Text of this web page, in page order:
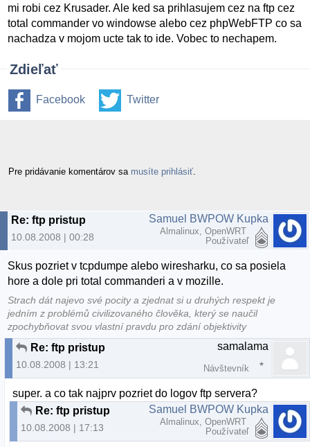
mi robi cez Krusader. Ale ked sa prihlasujem cez na ftp cez
total commander vo windowse alebo cez phpWebFTP co sa
nachadza v mojom ucte tak to ide. Vobec to nechapem.
Zdieľať
Facebook Twitter
Pre pridávanie komentárov sa musíte prihlásiť
Re: ftp pristup
10.08.2008 | 00:28
Samuel BWPOW Kupka
Almalinux, OpenWRT
Používateľ
Skus pozriet v tcpdumpe alebo wiresharku, co sa posiela
hore a dole pri total commanderi a v mozille.
Strach dát najevo své pocity a zjednat si u druhých respekt je
jedním z problémů civilizovaného člověka, který se naučil
zpochybňovat svou vlastní pravdu pro zdání objektivity
Re: ftp pristup
10.08.2008 | 13:21
samalama
Návštevník
super. a co tak najprv pozriet do logov ftp servera?
Re: ftp pristup
10.08.2008 | 17:13
Samuel BWPOW Kupka
Almalinux, OpenWRT
Používateľ